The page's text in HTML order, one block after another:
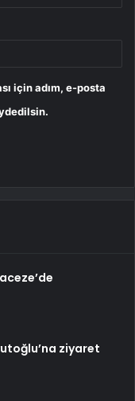
için adım, e-posta
ziyaret